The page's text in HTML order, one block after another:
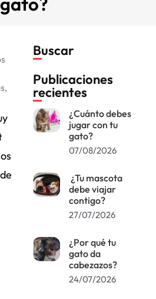
,
Buscar
Publicaciones
recientes
¿Cuánto debes
jugar con tu
gato?
07/08/2026
¿Tu mascota
debe viajar
contigo?
27/07/2026
¿Por qué tu
gato da
cabezazos?
24/07/2026